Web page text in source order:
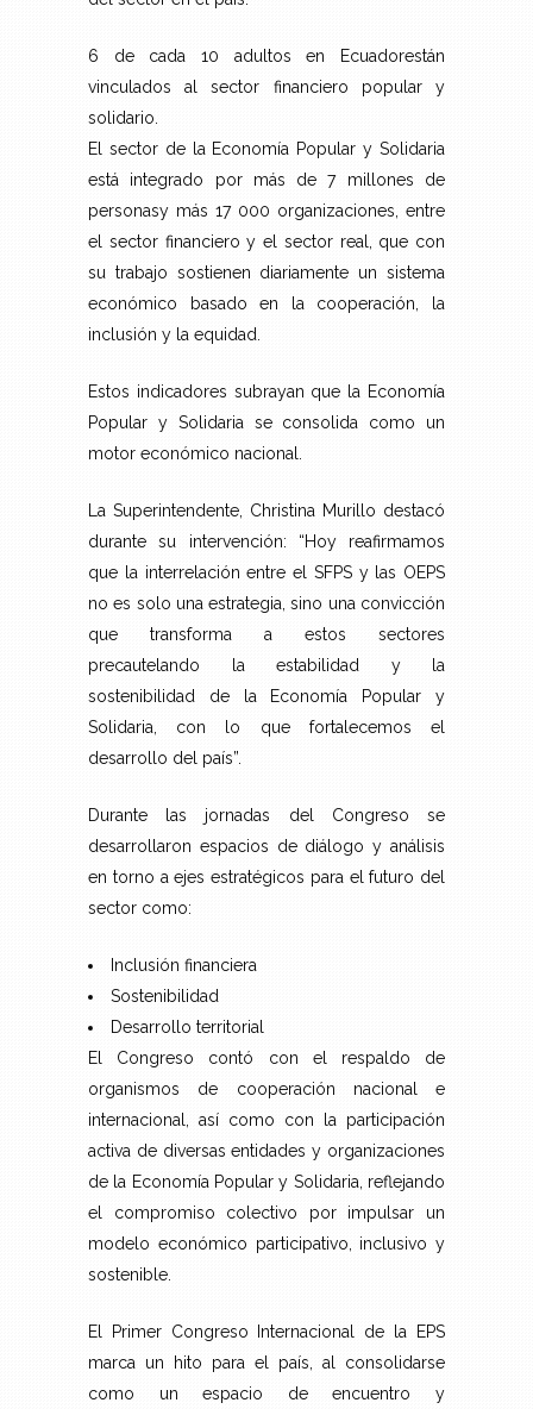
6 de cada 10 adultos en Ecuadorestán
vinculados al sector financiero popular y
solidario.
El sector de la Economía Popular y Solidaria
está integrado por más de 7 millones de
personasy más 17 000 organizaciones, entre
el sector financiero y el sector real, que con
su trabajo sostienen diariamente un sistema
económico basado en la cooperación, la
inclusión y la equidad.
Estos indicadores subrayan que la Economía
Popular y Solidaria se consolida como un
motor económico nacional.
La Superintendente, Christina Murillo destacó
durante su intervención: “Hoy reafirmamos
que la interrelación entre el SFPS y las OEPS
no es solo una estrategia, sino una convicción
que transforma a estos sectores
precautelando la estabilidad y la
sostenibilidad de la Economía Popular y
Solidaria, con lo que fortalecemos el
desarrollo del país”.
Durante las jornadas del Congreso se
desarrollaron espacios de diálogo y análisis
en torno a ejes estratégicos para el futuro del
sector como:
Inclusión financiera
Sostenibilidad
Desarrollo territorial
El Congreso contó con el respaldo de
organismos de cooperación nacional e
internacional, así como con la participación
activa de diversas entidades y organizaciones
de la Economía Popular y Solidaria, reflejando
el compromiso colectivo por impulsar un
modelo económico participativo, inclusivo y
sostenible.
El Primer Congreso Internacional de la EPS
marca un hito para el país, al consolidarse
como un espacio de encuentro y